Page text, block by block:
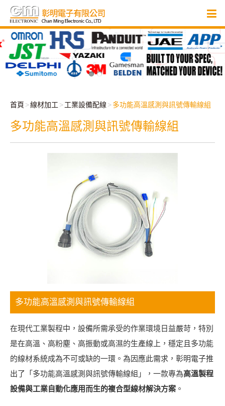
首頁 線材加工 工業設備配線 多功能高溫感測與訊號傳輸線組
多功能高溫感測與訊號傳輸線組
多功能高溫感測與訊號傳輸線組
在現代工業製程中，設備所需承受的作業環境日益嚴苛，特別
是在高溫、高粉塵、高振動或高濕的生產線上，穩定且多功能
的線材系統成為不可或缺的一環。為因應此需求，彰明電子推
出了「多功能高溫感測與訊號傳輸線組」，一款專為高溫製程
設備與工業自動化應用而生的複合型線材解決方案。